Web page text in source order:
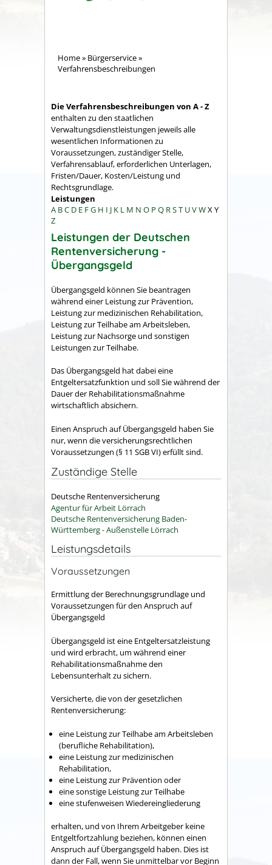
Home» Bürgerservice»
Verfahrensbeschreibungen
Die Verfahrensbeschreibungen von A - Z
enthalten zu den staatlichen
Verwaltungsdienstleistungen jeweils alle
wesentlichen Informationen zu
Voraussetzungen, zuständiger Stelle,
Verfahrensablauf, erforderlichen Unterlagen,
Fristen/Dauer, Kosten/Leistung und
Rechtsgrundlage.
Leistungen
A BC D E FG H I J K L M N O P Q RST UVWX Y
Z
Leistungen der Deutschen
Rentenversicherung -
Übergangsgeld
Übergangsgeld können Sie beantragen
während einer Leistung zur Prävention,
Leistung zur medizinischen Rehabilitation,
Leistung zur Teilhabe am Arbeitsleben,
Leistung zur Nachsorge und sonstigen
Leistungen zur Teilhabe.
Das Übergangsgeld hat dabei eine
Entgeltersatzfunktion und soll Sie während der
Dauer der Rehabilitationsmaßnahme
wirtschaftlich absichern.
Einen Anspruch auf Übergangsgeld haben Sie
nur, wenn die versicherungsrechtlichen
Voraussetzungen (§ 11 SGB VI) erfüllt sind.
Zuständige Stelle
Deutsche Rentenversicherung
Agentur für Arbeit Lörrach
Deutsche Rentenversicherung Baden-
Württemberg - Außenstelle Lörrach
Leistungsdetails
Voraussetzungen
Ermittlung der Berechnungsgrundlage und
Voraussetzungen für den Anspruch auf
Übergangsgeld
Übergangsgeld ist eine Entgeltersatzleistung
und wird erbracht, um während einer
Rehabilitationsmaßnahme den
Lebensunterhalt zu sichern.
Versicherte, die von der gesetzlichen
Rentenversicherung:
eine Leistung zur Teilhabe am Arbeitsleben
(berufliche Rehabilitation),
eine Leistung zur medizinischen
Rehabilitation,
eine Leistung zur Prävention oder
eine sonstige Leistung zur Teilhabe
eine stufenweisen Wiedereingliederung
erhalten, und von Ihrem Arbeitgeber keine
Entgeltfortzahlung beziehen, können einen
Anspruch auf Übergangsgeld haben. Dies ist
dann der Fall, wenn Sie unmittelbar vor Beginn